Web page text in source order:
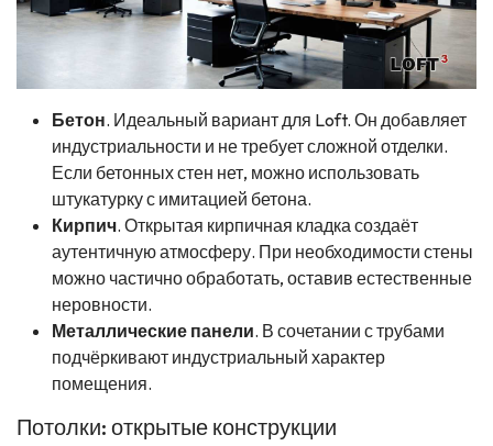
Бетон. Идеальный вариант для Loft. Он добавляет
индустриальности и не требует сложной отделки.
Если бетонных стен нет, можно использовать
штукатурку с имитацией бетона.
Кирпич. Открытая кирпичная кладка создаёт
аутентичную атмосферу. При необходимости стены
можно частично обработать, оставив естественные
неровности.
Металлические панели. В сочетании с трубами
подчёркивают индустриальный характер
помещения.
Потолки: открытые конструкции